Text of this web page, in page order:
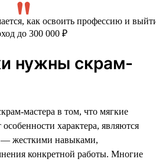
нужны скрам-
мастера в том, что мягкие
характера, являются
— жесткими навыками,
конкретной работы. Многие